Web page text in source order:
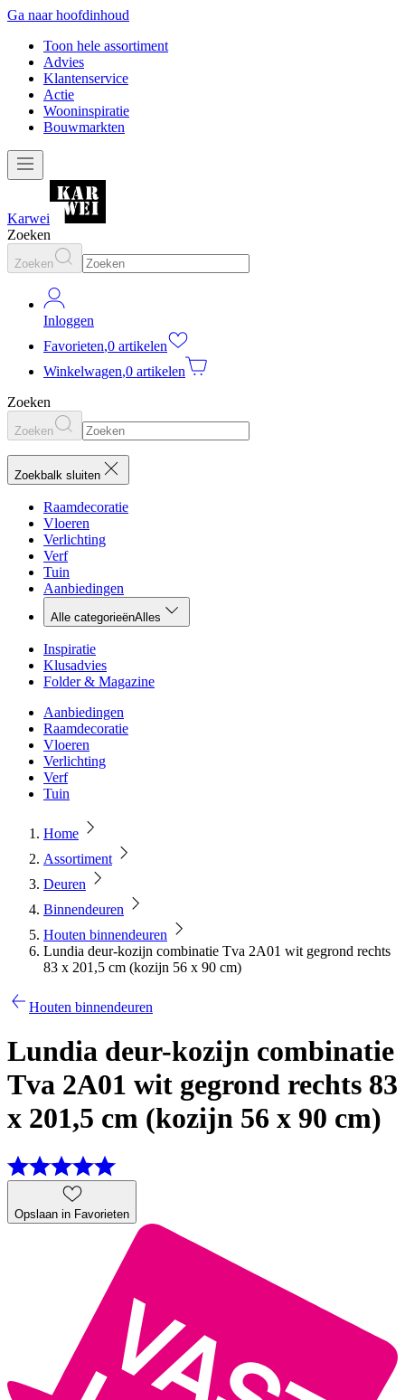
Ga naar hoofdinhoud
Toon hele assortiment
Advies
Klantenservice
Actie
Wooninspiratie
Bouwmarkten
Karwei
Zoeken
Zoeken
Inloggen
Favorieten,0 artikelen
Winkelwagen,0 artikelen
Zoeken
Zoeken
Zoekbalk sluiten
Raamdecoratie
Vloeren
Verlichting
Verf
Tuin
Aanbiedingen
Alle categorieënAlles
Inspiratie
Klusadvies
Folder & Magazine
Aanbiedingen
Raamdecoratie
Vloeren
Verlichting
Verf
Tuin
Home
Assortiment
Deuren
Binnendeuren
Houten binnendeuren
Lundia deur-kozijn combinatie Tva 2A01 wit gegrond rechts
83 x 201,5 cm (kozijn 56 x 90 cm)
Houten binnendeuren
Lundia deur-kozijn combinatie
Tva 2A01 wit gegrond rechts 83
x 201,5 cm (kozijn 56 x 90 cm)
Opslaan in Favorieten